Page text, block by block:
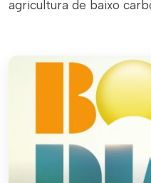
agricultura de baixo